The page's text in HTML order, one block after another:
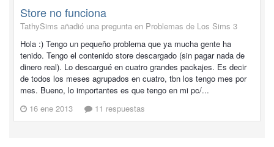
Store no funciona
TathySims añadió una pregunta en Problemas de Los Sims 3
Hola :) Tengo un pequeño problema que ya mucha gente ha
tenido. Tengo el contenido store descargado (sin pagar nada de
dinero real). Lo descargué en cuatro grandes packajes. Es decir
de todos los meses agrupados en cuatro, tbn los tengo mes por
mes. Bueno, lo importantes es que tengo en mi pc/...
16 ene 2013
11 respuestas